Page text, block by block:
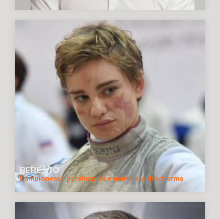
BEBE VIO
Campionessa paralimpica e mondiale di scherma